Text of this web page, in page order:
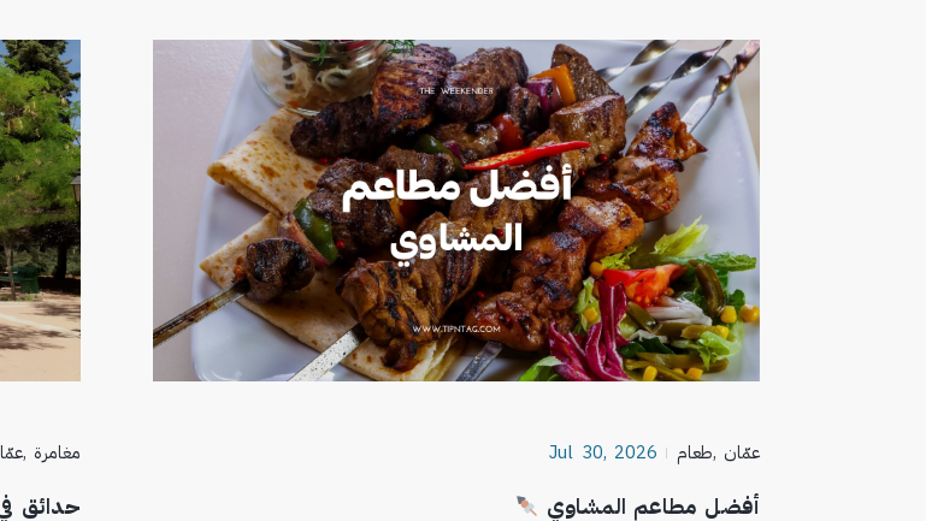
Jul 30, 2026 طعام, عمّان
أفضل مطاعم المشاوي
, مغامرة
حدائق